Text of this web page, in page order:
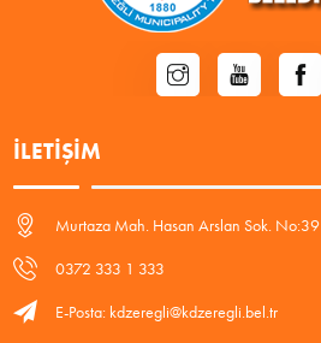
İLETIŞIM
Murtaza Mah. Hasan Arslan Sok. No:39
0372 333 1 333
E-Posta: kdzeregli@kdzeregli.bel.tr